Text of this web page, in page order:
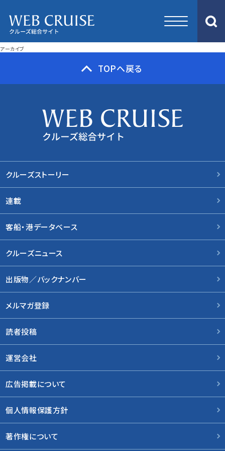
アーカイブ
TOPへ戻る
クルーズストーリー
連載
客船・港データベース
クルーズニュース
出版物／バックナンバー
メルマガ登録
読者投稿
運営会社
広告掲載について
個人情報保護方針
著作権について